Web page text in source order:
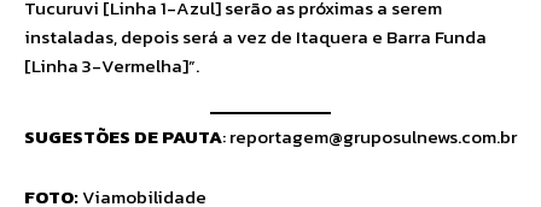
Tucuruvi [Linha 1-Azul] serão as próximas a serem
instaladas, depois será a vez de Itaquera e Barra Funda
[Linha 3-Vermelha]”.
SUGESTÕES DE PAUTA:reportagem@gruposulnews.com.br
FOTO:Viamobilidade